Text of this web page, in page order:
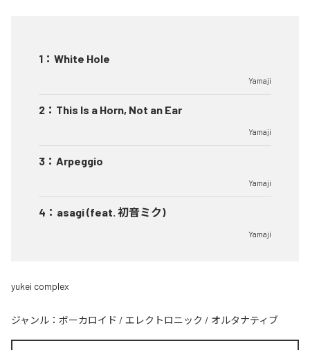
1 ： White Hole
Yamaji
2 ： This Is a Horn, Not an Ear
Yamaji
3 ： Arpeggio
Yamaji
4 ： asagi (feat. 初音ミク)
Yamaji
yukei complex
ジャンル： ボーカロイド / エレクトロニック / オルタナティブ